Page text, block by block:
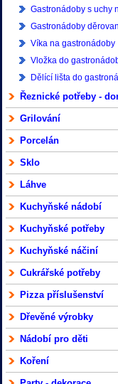
Gastronádoby s uchy
Gastronádoby
Víka na gastronádoby
Vložka do
Dělící lišta do
Řeznické potřeby -
Grilování
Porcelán
Sklo
Láhve
Kuchyňské nádobí
Kuchyňské potřeby
Kuchyňské náčiní
Cukrářské potřeby
Pizza příslušenství
Dřevěné výrobky
Nádobí pro děti
Koření